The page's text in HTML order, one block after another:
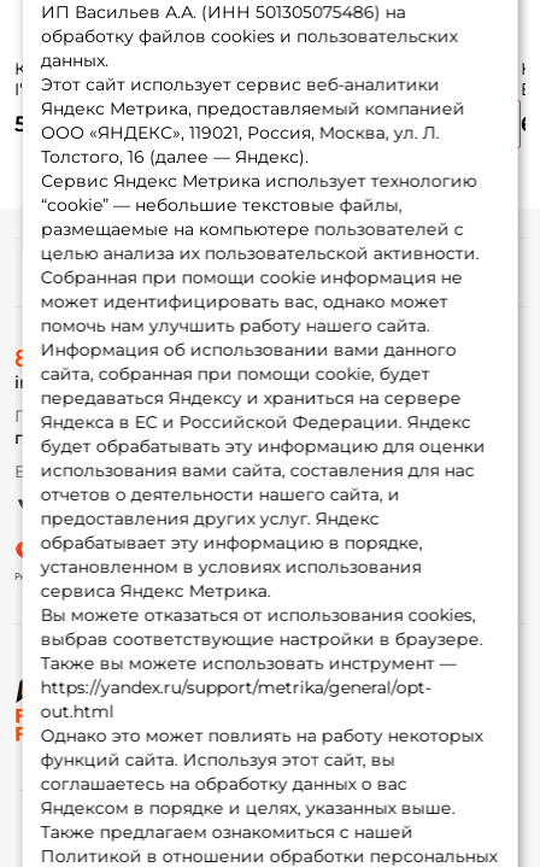
Катушка Nautilus
I'zi 2000PG / вес:
209гр. / 4,6 /
подшипники: 7шт.
5 130 ₽
Ecusima Pro LT
2000 / вес: 217гр. /
5,3 / подшипники:
7шт.
5 380 ₽
Nexave C2000S FI /
вес: 225гр. / 5 /
подшипники: 4шт.
5 745 ₽ 6
ИП Васильев А.А. (ИНН 501305075486) на
обработку файлов cookies и пользовательских
данных.
Этот сайт использует сервис веб-аналитики
Яндекс Метрика, предоставляемый компанией
ООО «ЯНДЕКС», 119021, Россия, Москва, ул. Л.
Толстого, 16 (далее — Яндекс).
Сервис Яндекс Метрика использует технологию
“cookie” — небольшие текстовые файлы,
размещаемые на компьютере пользователей с
целью анализа их пользовательской активности.
Собранная при помощи cookie информация не
может идентифицировать вас, однако может
помочь нам улучшить работу нашего сайта.
Информация об использовании вами данного
сайта, собранная при помощи cookie, будет
передаваться Яндексу и храниться на сервере
Яндекса в ЕС и Российской Федерации. Яндекс
будет обрабатывать эту информацию для оценки
использования вами сайта, составления для нас
отчетов о деятельности нашего сайта, и
предоставления других услуг. Яндекс
обрабатывает эту информацию в порядке,
установленном в условиях использования
сервиса Яндекс Метрика.
Вы можете отказаться от использования cookies,
выбрав соответствующие настройки в браузере.
Также вы можете использовать инструмент —
https://yandex.ru/support/metrika/general/opt-
out.html
Однако это может повлиять на работу некоторых
функций сайта. Используя этот сайт, вы
соглашаетесь на обработку данных о вас
Яндексом в порядке и целях, указанных выше.
Также предлагаем ознакомиться с нашей
Политикой в отношении обработки персональных
© ФоксФишинг, 2009-2026
Информация
О магазине
Доставка
Оплата
Fox-bonus
Гуру
Партнерская программа
8 (495) 532-77-88
info@foxfishing.ru
По вопросам с заказом
г. Москва, ул. Плеханова д.7
Ежедневно 10:00 до 20:00